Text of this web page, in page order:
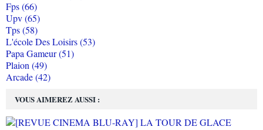
VOUS AIMEREZ AUSSI :
Fps (66)
Upv (65)
Tps (58)
L'école Des Loisirs (53)
Papa Gameur (51)
Plaion (49)
Arcade (42)